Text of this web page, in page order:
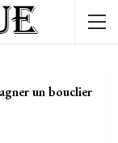
un bouclier